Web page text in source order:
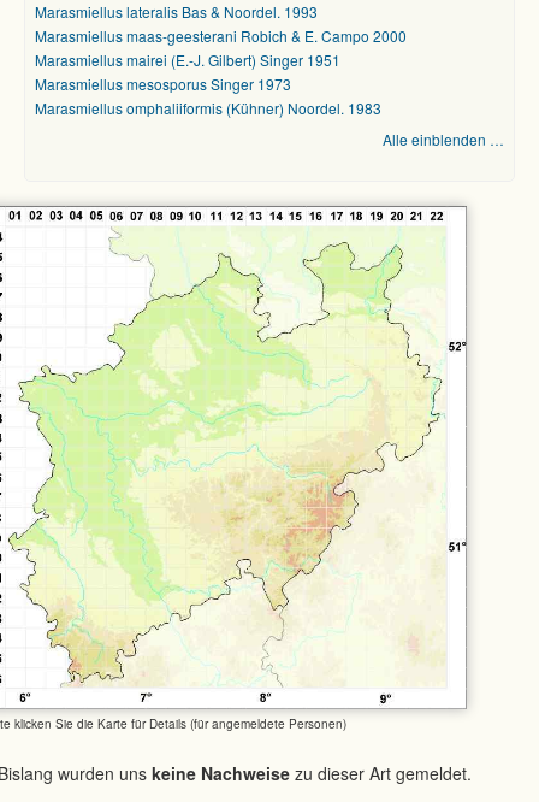
Marasmiellus lateralis Bas & Noordel. 1993
Marasmiellus maas-geesterani Robich & E. Campo 2000
Marasmiellus mairei (E.-J. Gilbert) Singer 1951
Marasmiellus mesosporus Singer 1973
Marasmiellus omphaliiformis (Kühner) Noordel. 1983
Alle einblenden …
klicken Sie die Karte für Details (für angemeldete Personen)
wurden uns keine Nachweise zu dieser Art gemeldet.